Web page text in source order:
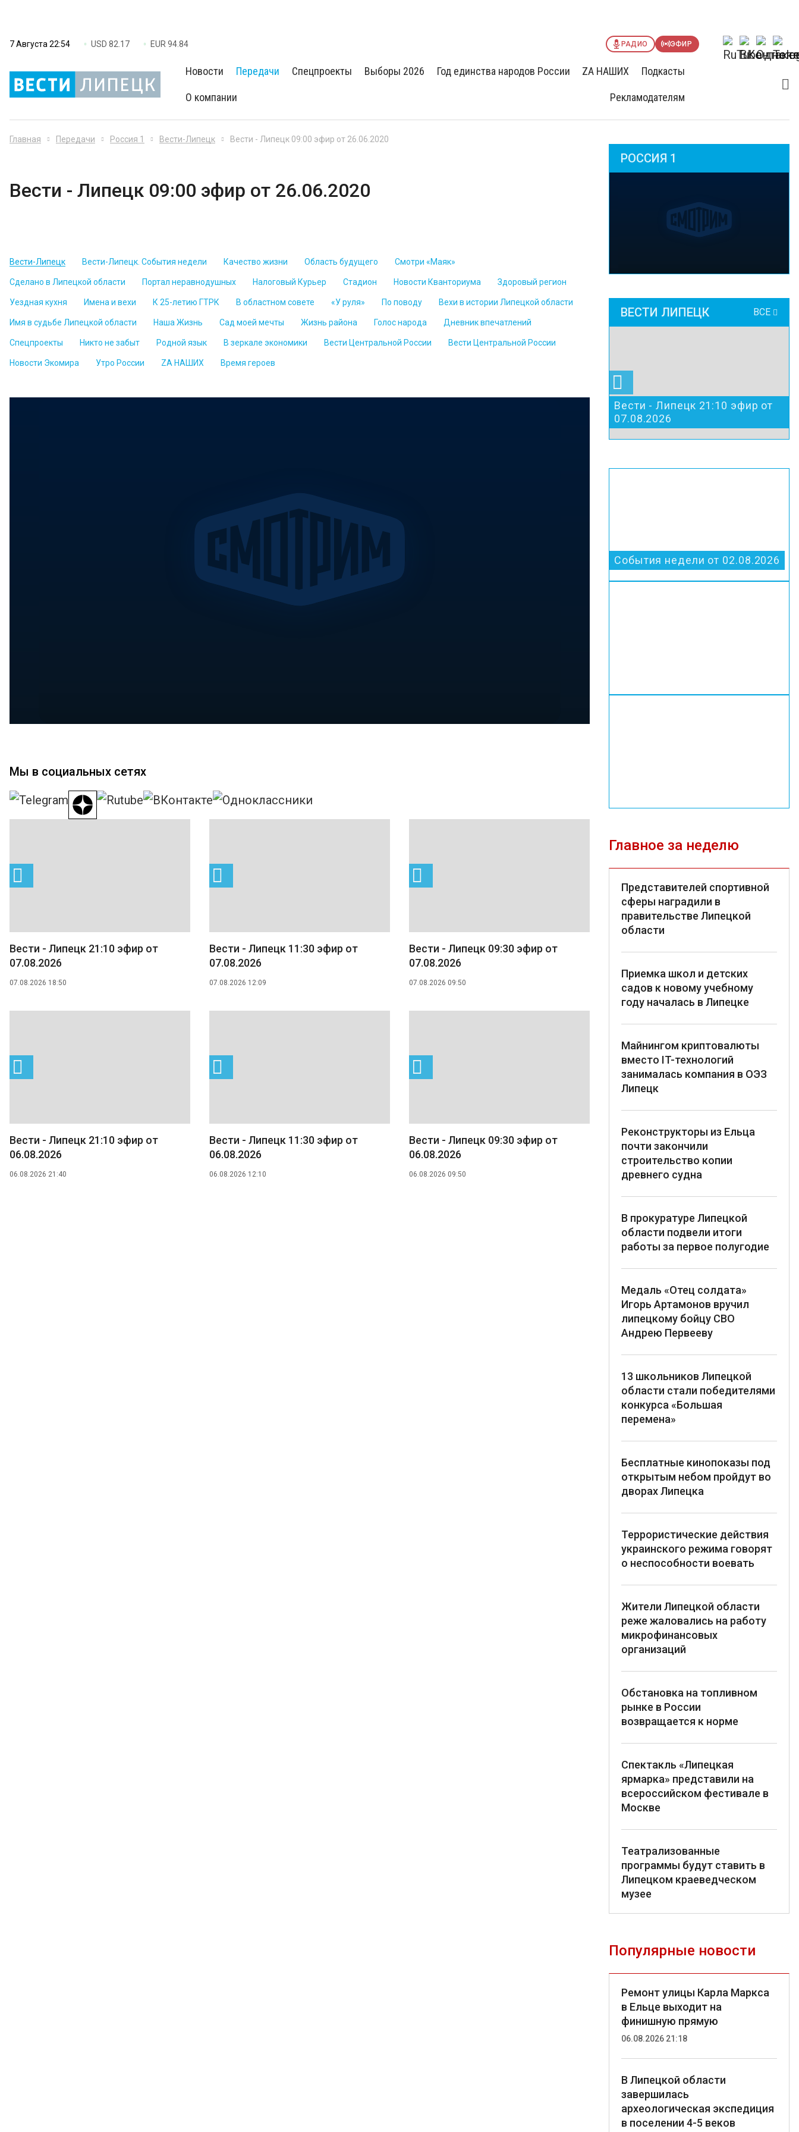
7 Августа 22:54 USD 82.17 EUR 94.84 РАДИО ЭФИР
Новости Передачи Спецпроекты Выборы 2026 Год единства народов России ZА НАШИХ Подкасты
О компании Рекламодателям
Главная Передачи Россия 1 Вести-Липецк Вести - Липецк 09:00 эфир от 26.06.2020
Вести - Липецк 09:00 эфир от 26.06.2020
Вести-Липецк Вести-Липецк. События недели Качество жизни Область будущего Смотри «Маяк»
Сделано в Липецкой области Портал неравнодушных Налоговый Курьер Стадион Новости Кванториума Здоровый регион
Уездная кухня Имена и вехи К 25-летию ГТРК В областном совете «У руля» По поводу Вехи в истории Липецкой области
Имя в судьбе Липецкой области Наша Жизнь Сад моей мечты Жизнь района Голос народа Дневник впечатлений
Спецпроекты Никто не забыт Родной язык В зеркале экономики Вести Центральной России Вести Центральной России
Новости Экомира Утро России ZА НАШИХ Время героев
Мы в социальных сетях
Вести - Липецк 21:10 эфир от
07.08.2026
07.08.2026 18:50
Вести - Липецк 11:30 эфир от
07.08.2026
07.08.2026 12:09
Вести - Липецк 09:30 эфир от
07.08.2026
07.08.2026 09:50
Вести - Липецк 21:10 эфир от
06.08.2026
06.08.2026 21:40
Вести - Липецк 11:30 эфир от
06.08.2026
06.08.2026 12:10
Вести - Липецк 09:30 эфир от
06.08.2026
06.08.2026 09:50
РОССИЯ 1
ВЕСТИ ЛИПЕЦК ВСЕ
Вести - Липецк 21:10 эфир от
07.08.2026
События недели от 02.08.2026
Главное за неделю
Представителей спортивной
сферы наградили в
правительстве Липецкой
области
Приемка школ и детских
садов к новому учебному
году началась в Липецке
Майнингом криптовалюты
вместо IT-технологий
занималась компания в ОЭЗ
Липецк
Реконструкторы из Ельца
почти закончили
строительство копии
древнего судна
В прокуратуре Липецкой
области подвели итоги
работы за первое полугодие
Медаль «Отец солдата»
Игорь Артамонов вручил
липецкому бойцу СВО
Андрею Первееву
13 школьников Липецкой
области стали победителями
конкурса «Большая
перемена»
Бесплатные кинопоказы под
открытым небом пройдут во
дворах Липецка
Террористические действия
украинского режима говорят
о неспособности воевать
Жители Липецкой области
реже жаловались на работу
микрофинансовых
организаций
Обстановка на топливном
рынке в России
возвращается к норме
Спектакль «Липецкая
ярмарка» представили на
всероссийском фестивале в
Москве
Театрализованные
программы будут ставить в
Липецком краеведческом
музее
Популярные новости
Ремонт улицы Карла Маркса
в Ельце выходит на
финишную прямую
06.08.2026 21:18
В Липецкой области
завершилась
археологическая экспедиция
в поселении 4-5 веков